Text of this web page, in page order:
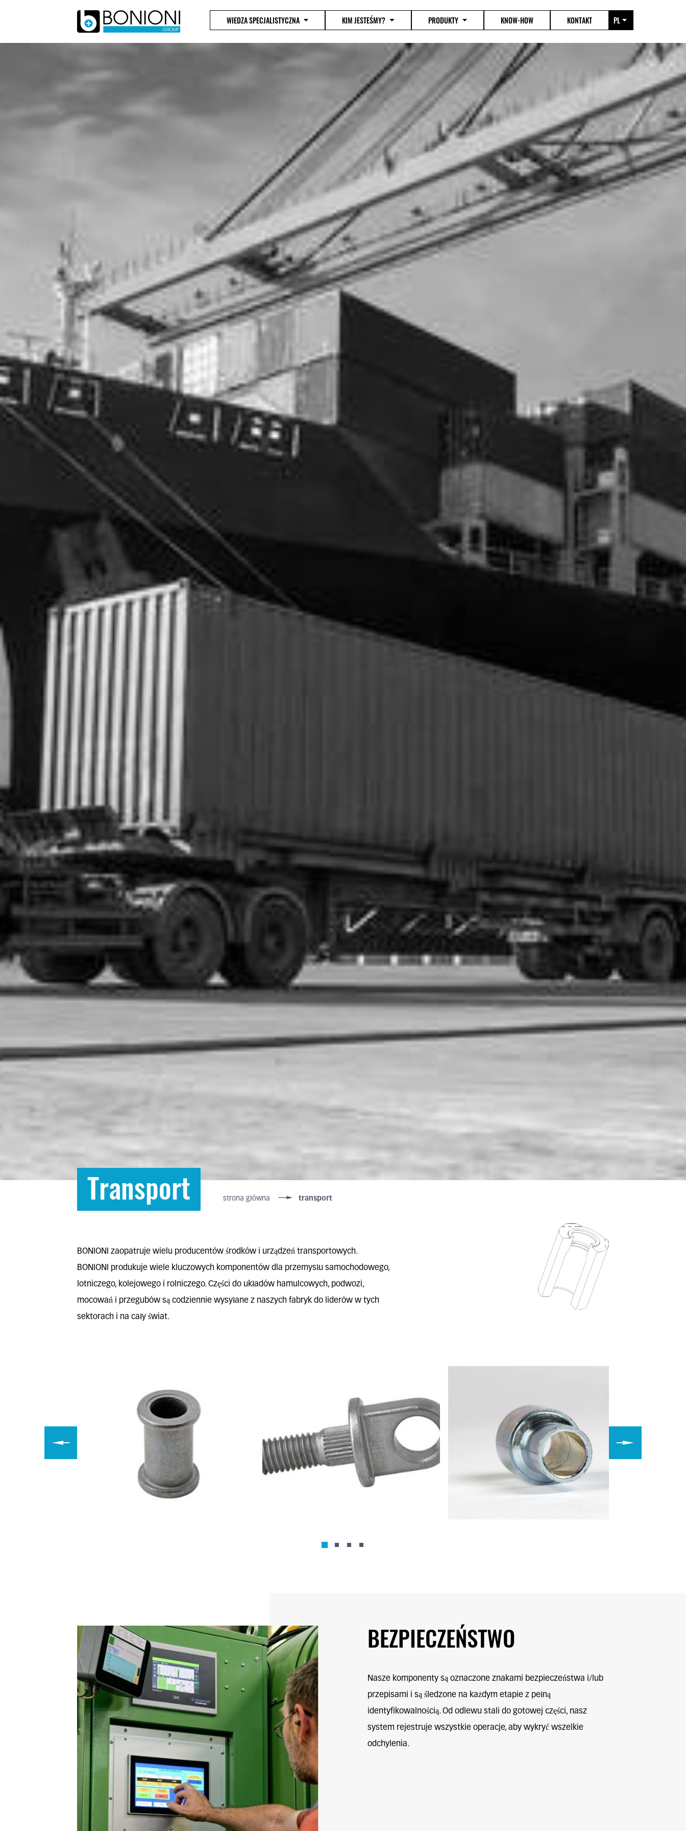
WIEDZA SPECJALISTYCZNA KIM JESTEŚMY? PRODUKTY KNOW-HOW KONTAKT PL
Transport strona główna transport
BONIONI zaopatruje wielu producentów środków i urządzeń transportowych.
BONIONI produkuje wiele kluczowych komponentów dla przemysłu samochodowego,
lotniczego, kolejowego i rolniczego. Części do układów hamulcowych, podwozi,
mocowań i przegubów są codziennie wysyłane z naszych fabryk do liderów w tych
sektorach i na cały świat.
BEZPIECZEŃSTWO
Nasze komponenty są oznaczone znakami bezpieczeństwa i/lub
przepisami i są śledzone na każdym etapie z pełną
identyfikowalnością. Od odlewu stali do gotowej części, nasz
system rejestruje wszystkie operacje, aby wykryć wszelkie
odchylenia.